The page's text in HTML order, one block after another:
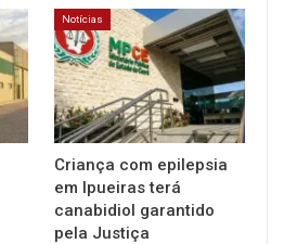
Notícias
Criança com epilepsia
em Ipueiras terá
canabidiol garantido
pela Justiça